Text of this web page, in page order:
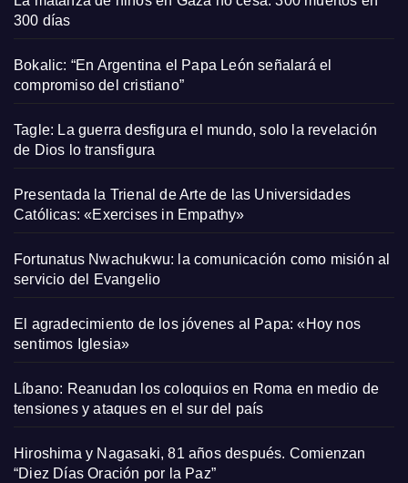
300 días
Bokalic: “En Argentina el Papa León señalará el
compromiso del cristiano”
Tagle: La guerra desfigura el mundo, solo la revelación
de Dios lo transfigura
Presentada la Trienal de Arte de las Universidades
Católicas: «Exercises in Empathy»
Fortunatus Nwachukwu: la comunicación como misión al
servicio del Evangelio
El agradecimiento de los jóvenes al Papa: «Hoy nos
sentimos Iglesia»
Líbano: Reanudan los coloquios en Roma en medio de
tensiones y ataques en el sur del país
Hiroshima y Nagasaki, 81 años después. Comienzan
“Diez Días Oración por la Paz”